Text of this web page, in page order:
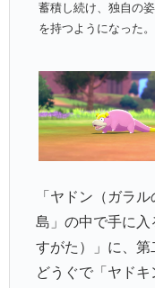
蓄積し続け、独自の
を持つようになった。
「ヤドン（ガラ
島」の中で手に
すがた）」に、第
どうぐで「ヤド